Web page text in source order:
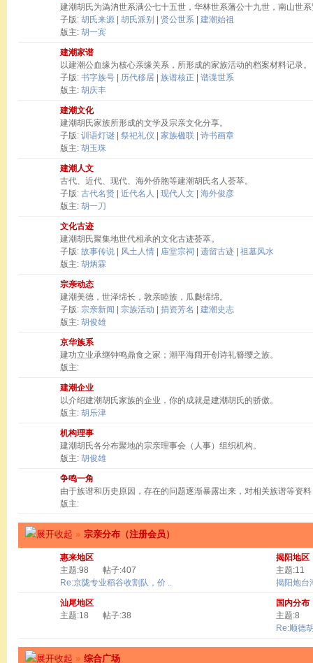
建潮胡氏为溈汭世系满公七十五世，华林世系藩公十九世，南山世
子版: 胡氏来源 胡氏派别 贤公世系
建潮始祖
版主: 胡一宾
建潮家谱
以建潮公血缘为核心亲缘关系，所形成的家族活动的档案材料记录。
子版: 书字族号 历代移居 族谱核正
谱谍世系
版主: 胡庆丰
建潮文化
建潮胡氏家族所形成的文学及宗亲文化分享。
子版: 训语灯谜 祭祀礼仪 家族楹联
诗书画章
版主: 胡玉珠
建潮人文
古代、近代、现代、海外侨胞等建潮胡氏名人荟萃。
子版: 古代名贤 近代名人 现代人文
海外俊彦
版主: 胡一刀
文化古迹
建潮胡氏聚集地世代相承的文化古迹荟萃。
子版: 故事传说 风土人情 庙堂宗祠 遗留古迹
祖墓风水
版主: 胡炳霖
宗亲动态
建潮美德，世泽绵长，敦亲睦族，瓜瓞绵绵。
子版: 宗亲新闻 宗族活动 捐资芳名
建潮史志
版主: 胡俊雄
京华族系
建功立业承继钟鸣鼎食之家；潮平海阔开创诗礼簪缨之族。
版主:
建潮企业
以介绍建潮胡氏家族的企业，你的成就是建潮胡氏的骄傲。
版主: 胡乐津
机构理事
建潮胡氏各分布聚地的宗亲理事会（人事）组织机构。
版主: 胡俊雄
争鸣一角
由于族谱和历史原因，存在的问题逐渐暴露出来，对相关族谱等资
版主:
» 宗亲分布（注册会员）
惠来地区
主题:98
帖子:407
Re:京陇专业稻谷收割队，价 ..
揭阳地区
主题:11
揭阳炮台
汕尾地区
主题:18
帖子:38
国内分布
主题:8
Re:顺德
» 综合广场